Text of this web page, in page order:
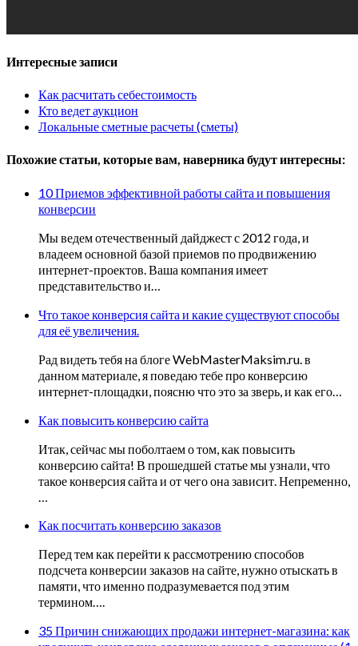
Интересные записи
Как расчитать себестоимость
Кто ведет аукцион
Локальные сметные расчеты (сметы)
Похожие статьи, которые вам, наверника будут интересны:
10 Приемов эффективной работы сайта и повышения
конверсии
Мы ведем отечественный дайджест с 2012 года, и
владеем основной базой приемов по продвижению
интернет-проектов. Ваша компания имеет
представительство и…
Что такое конверсия сайта и какие существуют способы
для её увеличения.
Рад видеть тебя на блоге WebMasterMaksim.ru. в
данном материале, я поведаю тебе про конверсию
интернет-площадки, поясню что это за зверь, и как его…
Как повысить конверсию сайта
Итак, сейчас мы поболтаем о том, как повысить
конверсию сайта! В прошедшей статье мы узнали, что
такое конверсия сайта и от чего она зависит. Непременно,
Как посчитать конверсию заказов
Перед тем как перейти к рассмотрению способов
подсчета конверсии заказов на сайте, нужно отыскать в
памяти, что именно подразумевается под этим
термином….
35 Причин снижающих продажи интернет-магазина: как